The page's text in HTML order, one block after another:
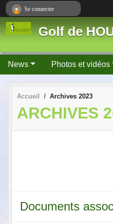
Golf de
News Photos et vidéos
Accueil Archives 2023
ARCHIVES
Documents
Se connecter
Panneau de gestion des cookies